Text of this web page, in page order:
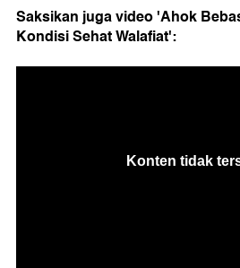
Saksikan juga video 'Ahok
Kondisi Sehat Walafiat':